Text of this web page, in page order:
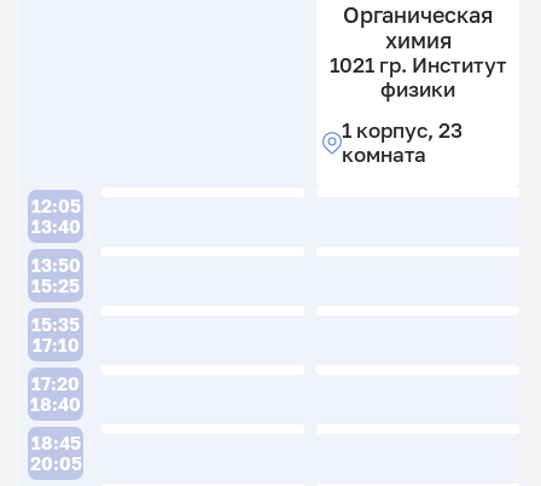
Органическая
химия
1021 гр. Институт
физики
1 корпус, 23
комната
12:05
13:40
13:50
15:25
15:35
17:10
17:20
18:40
18:45
20:05